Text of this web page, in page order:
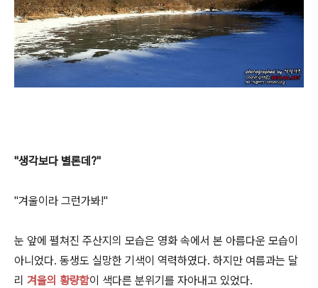
"생각보다 별론데?"
"겨울이라 그런가봐!"
눈 앞에 펼쳐진 주산지의 모습은 영화 속에서 본 아름다운 모습이
아니었다. 동생도 실망한 기색이 역력하였다. 하지만 여름과는 달
리 겨울의 황량함이 색다른 분위기를 자아내고 있었다.